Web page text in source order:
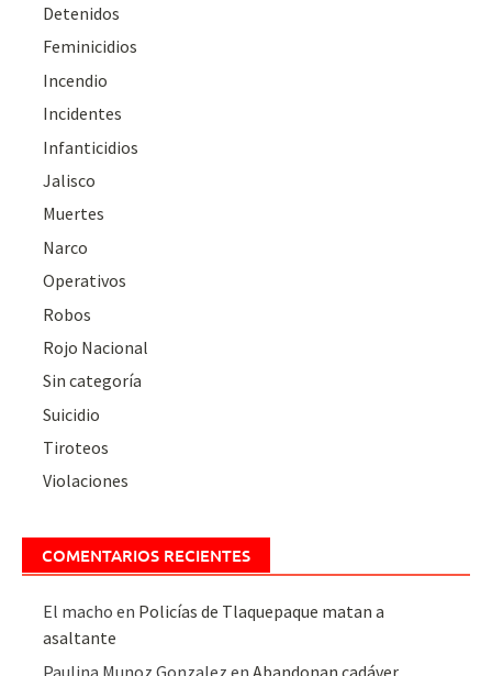
Detenidos
Feminicidios
Incendio
Incidentes
Infanticidios
Jalisco
Muertes
Narco
Operativos
Robos
Rojo Nacional
Sin categoría
Suicidio
Tiroteos
Violaciones
COMENTARIOS RECIENTES
El macho en Policías de Tlaquepaque matan a
asaltante
Paulina Munoz Gonzalez enAbandonan cadáver